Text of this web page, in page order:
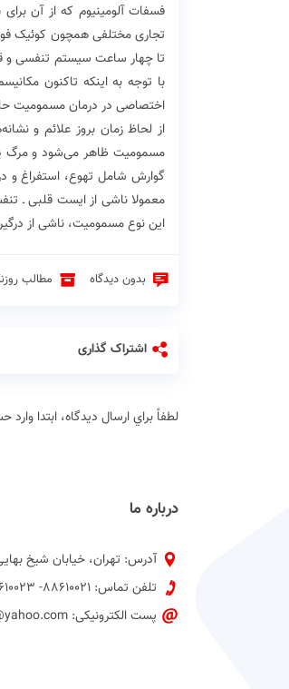
فسفات آلومینیوم که از آن
تجاری مختلفی همچون کوئیک
تا چهار ساعت سیستم تنفسی و
با توجه به اینکه تاکنون
اختصاصی در درمان مسمومیت
این نوع مسمومیت، ناشی از
بدون دیدگاه مطالب
اشتراک گذاری
لطفاً براي ارسال دیدگاه، ابتدا
درباره ما
آدرس: تهران، خیابان شیخ
تلفن تماس: 88610021- 88610023 - 88610019 - 88610020 پیش شماره 021
پست الکترونیکی: jahan1383@yahoo.com